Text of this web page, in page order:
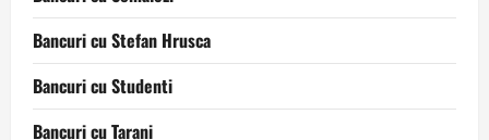
Bancuri cu Stefan Hrusca
Bancuri cu Studenti
Bancuri cu Tarani